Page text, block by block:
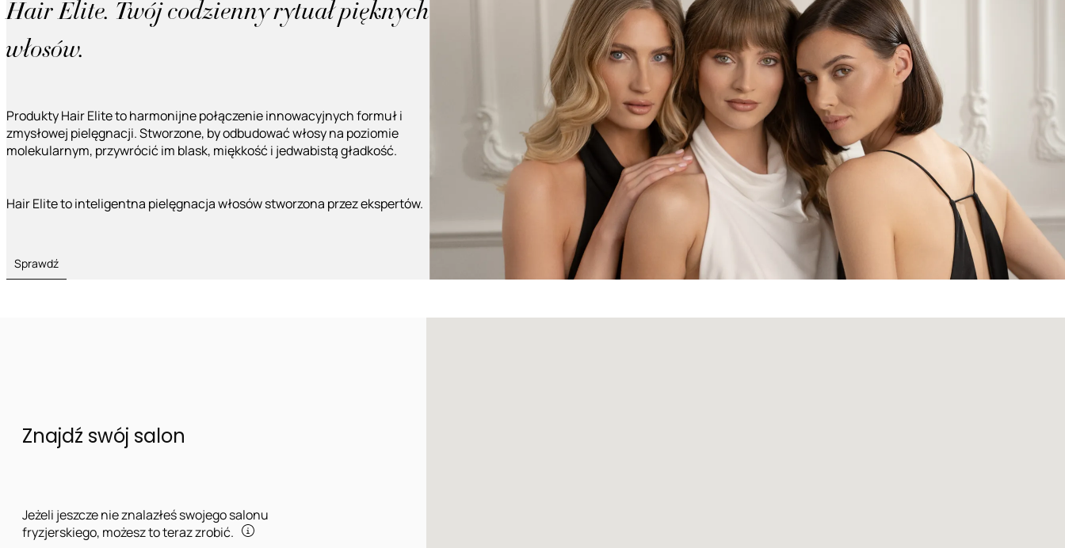
Hair Elite. Twój codzienny rytuał pięknych
włosów.
Produkty Hair Elite to harmonijne połączenie innowacyjnych formuł i
zmysłowej pielęgnacji. Stworzone, by odbudować włosy na poziomie
molekularnym, przywrócić im blask, miękkość i jedwabistą gładkość.
Hair Elite to inteligentna pielęgnacja włosów stworzona przez ekspertów.
Sprawdź
Znajdź swój salon
Jeżeli jeszcze nie znalazłeś swojego salonu
fryzjerskiego, możesz to teraz zrobić.